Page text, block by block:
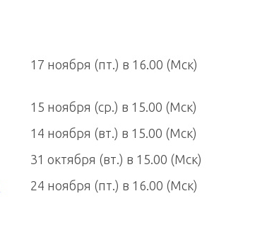
17 ноября (пт.) в 16.00 (Мск)
15 ноября (ср.) в 15.00 (Мск)
14 ноября (вт.) в 15.00 (Мск)
31 октября (вт.) в 15.00 (Мск)
24 ноября (пт.) в 16.00 (Мск)